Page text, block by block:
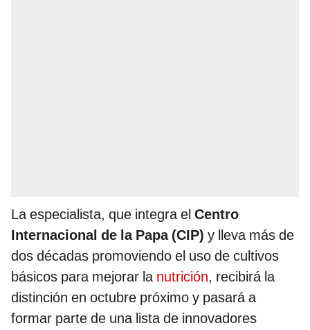
La especialista, que integra el Centro
Internacional de la Papa (CIP) y lleva más de
dos décadas promoviendo el uso de cultivos
básicos para mejorar la nutrición, recibirá la
distinción en octubre próximo y pasará a
formar parte de una lista de innovadores